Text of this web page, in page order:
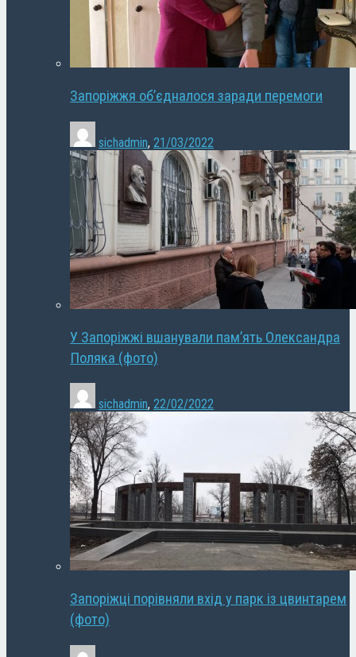
Запоріжжя об’єдналося заради перемоги
sichadmin, 21/03/2022
У Запоріжжі вшанували пам’ять Олександра
Поляка (фото)
sichadmin, 22/02/2022
Запоріжці порівняли вхід у парк із цвинтарем
(фото)